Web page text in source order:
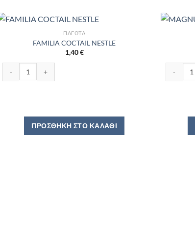
ΠΑΓΩΤΆ
FAMILIA COCTAIL NESTLE
1,40€
ΠΡΟΣΘΉΚΗ ΣΤΟ ΚΑΛΆΘΙ